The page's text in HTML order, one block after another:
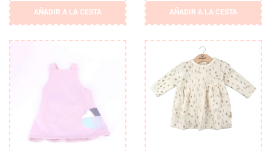
AÑADIR A LA CESTA AÑADIR A LA CESTA